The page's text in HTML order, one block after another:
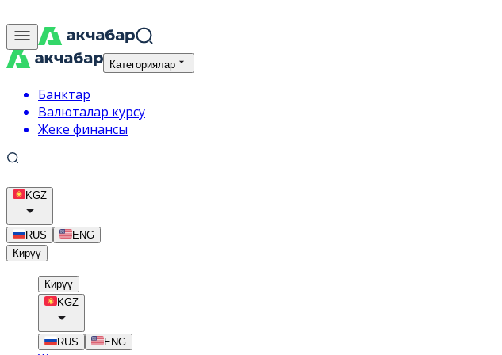
Категориялар
Банктар
Валюталар курсу
Жеке финансы
KGZ
RUS
ENG
Кирүү
Кирүү
KGZ
RUS ENG